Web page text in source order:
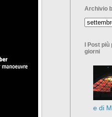
Archivio
I Post più
giorni
e di